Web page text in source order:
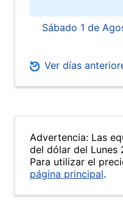
Sábado 1 de
Ver días
Advertencia: Las
del dólar del Lunes
Para utilizar el
página principal.